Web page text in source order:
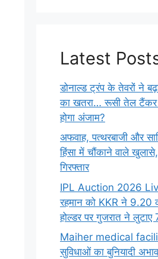
Latest
डोनाल्ड ट्रंप के तेवरों ने
का खतरा… रूसी तेल टैंकर
होगा अंजाम?
अफवाह, पत्थरबाजी और
हिंसा में चौंकाने वाले
गिरफ्तार
IPL Auction 2026
रहमान को KKR ने 9.20
होल्डर पर गुजरात ने लुटाए
Maiher medical
सुविधाओं का बुनियादी